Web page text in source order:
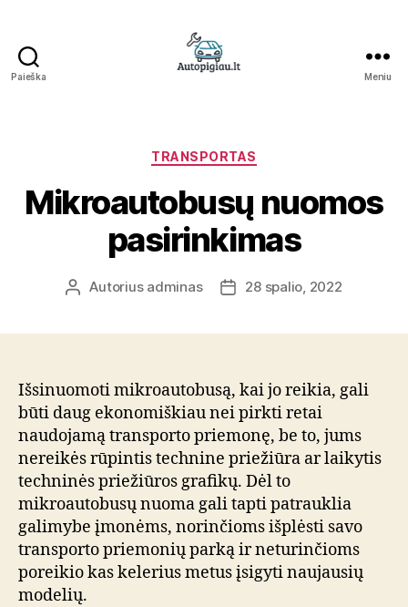
Paieška Meniu
Kategorijos
TRANSPORTAS
Mikroautobusų nuomos
pasirinkimas
ĮrašoAutorius adminas
Įrašo28 spalio, 2022
Išsinuomoti mikroautobusą, kai jo reikia, gali
būti daug ekonomiškiau nei pirkti retai
naudojamą transporto priemonę, be to, jums
nereikės rūpintis technine priežiūra ar laikytis
techninės priežiūros grafikų. Dėl to
mikroautobusų nuoma gali tapti patrauklia
galimybe įmonėms, norinčioms išplėsti savo
transporto priemonių parką ir neturinčioms
poreikio kas kelerius metus įsigyti naujausių
modelių.